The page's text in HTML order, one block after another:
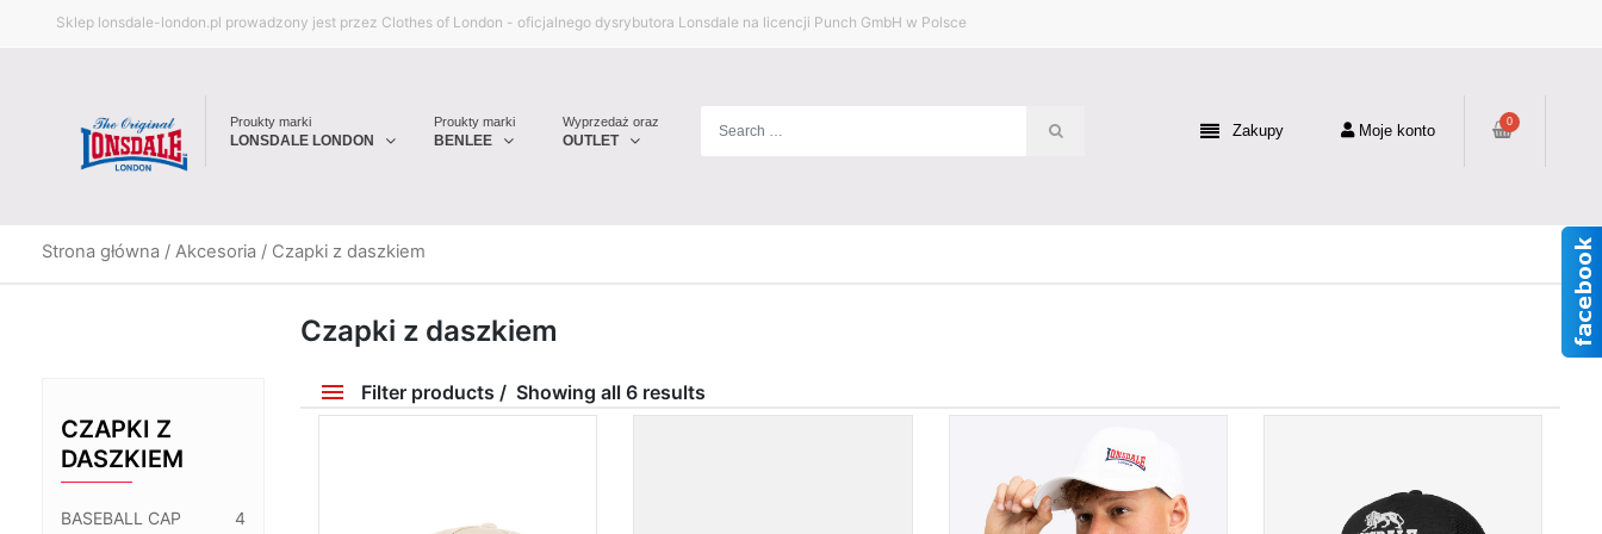
Sklep lonsdale-london.pl prowadzony jest przez Clothes of London - oficjalnego dysrybutora Lonsdale na licencji Punch GmbH w Polsce
Proukty marki
LONSDALE LONDON
Proukty marki
BENLEE
Wyprzedaż oraz
OUTLET
0
Moje konto
Zakupy
Strona główna / Akcesoria / Czapki z daszkiem
Czapki z daszkiem
CZAPKI Z
DASZKIEM
BASEBALL CAP 4
Filter products
Showing all 6 results
Price
80
Order By Rozmiar Kolor
126